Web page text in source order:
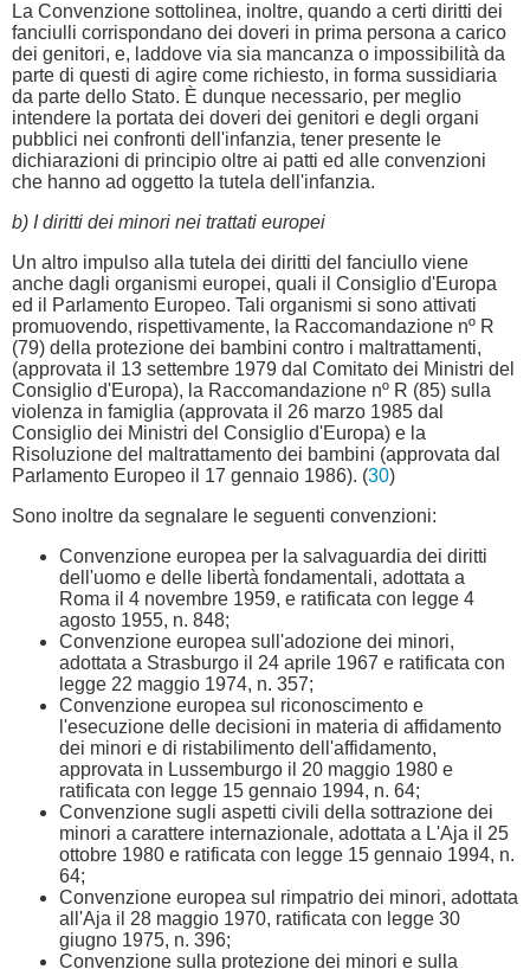
La Convenzione sottolinea, inoltre, quando a certi diritti dei
fanciulli corrispondano dei doveri in prima persona a carico
dei genitori, e, laddove via sia mancanza o impossibilità da
parte di questi di agire come richiesto, in forma sussidiaria
da parte dello Stato. È dunque necessario, per meglio
intendere la portata dei doveri dei genitori e degli organi
pubblici nei confronti dell'infanzia, tener presente le
dichiarazioni di principio oltre ai patti ed alle convenzioni
che hanno ad oggetto la tutela dell'infanzia.
b) I diritti dei minori nei trattati europei
Un altro impulso alla tutela dei diritti del fanciullo viene
anche dagli organismi europei, quali il Consiglio d'Europa
ed il Parlamento Europeo. Tali organismi si sono attivati
promuovendo, rispettivamente, la Raccomandazione nº R
(79) della protezione dei bambini contro i maltrattamenti,
(approvata il 13 settembre 1979 dal Comitato dei Ministri del
Consiglio d'Europa), la Raccomandazione nº R (85) sulla
violenza in famiglia (approvata il 26 marzo 1985 dal
Consiglio dei Ministri del Consiglio d'Europa) e la
Risoluzione del maltrattamento dei bambini (approvata dal
Parlamento Europeo il 17 gennaio 1986). (30)
Sono inoltre da segnalare le seguenti convenzioni:
Convenzione europea per la salvaguardia dei diritti
dell'uomo e delle libertà fondamentali, adottata a
Roma il 4 novembre 1959, e ratificata con legge 4
agosto 1955, n. 848;
Convenzione europea sull'adozione dei minori,
adottata a Strasburgo il 24 aprile 1967 e ratificata con
legge 22 maggio 1974, n. 357;
Convenzione europea sul riconoscimento e
l'esecuzione delle decisioni in materia di affidamento
dei minori e di ristabilimento dell'affidamento,
approvata in Lussemburgo il 20 maggio 1980 e
ratificata con legge 15 gennaio 1994, n. 64;
Convenzione sugli aspetti civili della sottrazione dei
minori a carattere internazionale, adottata a L'Aja il 25
ottobre 1980 e ratificata con legge 15 gennaio 1994, n.
64;
Convenzione europea sul rimpatrio dei minori, adottata
all'Aja il 28 maggio 1970, ratificata con legge 30
giugno 1975, n. 396;
Convenzione sulla protezione dei minori e sulla